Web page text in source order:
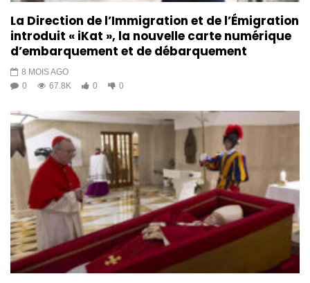
La Direction de l’Immigration et de l’Émigration
introduit « iKat », la nouvelle carte numérique
d’embarquement et de débarquement
8 MOIS AGO
0
67.8K 0 0